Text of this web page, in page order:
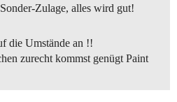
Zulage, alles wird gut!
die Umstände an !!
zurecht kommst genügt Paint